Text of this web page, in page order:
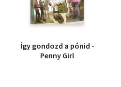
Így gondozd a pónid -
Penny Girl